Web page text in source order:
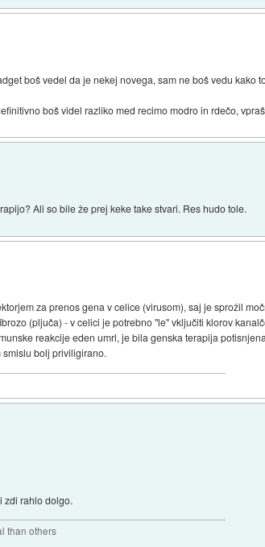
boš vedel da je nekej novega, sam ne boš vedu kako
boš videl razliko med recimo modro in rdečo,
Ali so bile že prej keke take stvari. Res hudo tole.
za prenos gena v celice (virusom), saj je sprožil
(pljuča) - v celici je potrebno "le" vključiti klorov
reakcije eden umrl, je bila genska terapija
bolj priviligirano.
zdi rahlo dolgo.
than others